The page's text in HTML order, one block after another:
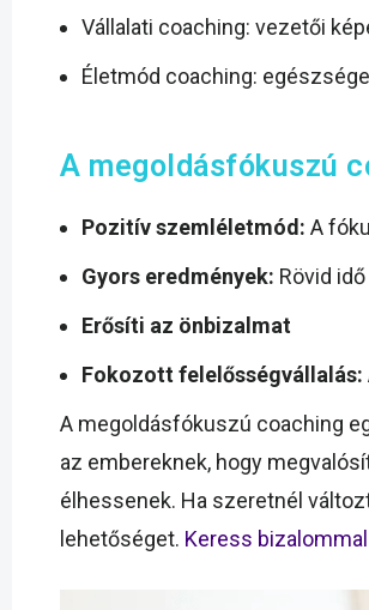
Vállalati coaching: vezetői
Életmód coaching:
A megoldásfókuszú
Pozitív szemléletmód: A
Gyors eredmények: Rövid
Erősíti az önbizalmat
Fokozott felelősségvállalás:
A megoldásfókuszú coaching
az embereknek, hogy
élhessenek. Ha szeretnél
lehetőséget. Keress